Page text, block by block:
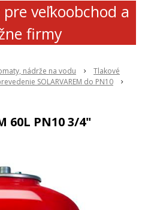
veľkoobchod a
firmy
nádrže na vodu
Tlakové
SOLARVAREM do PN10
60L PN10 3/4"